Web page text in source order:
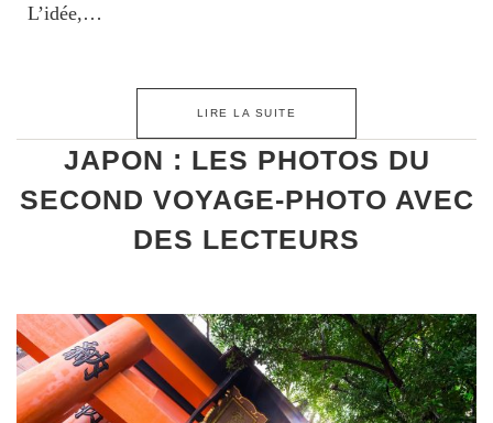
L’idée,…
LIRE LA SUITE
JAPON : LES PHOTOS DU
SECOND VOYAGE-PHOTO AVEC
DES LECTEURS